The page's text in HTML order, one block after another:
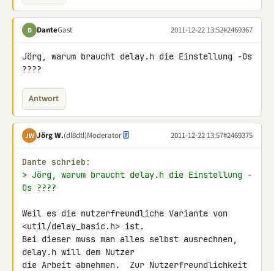
D DanteGast 2011-12-22 13:52#2469367
Jörg, warum braucht delay.h die Einstellung -Os
????
Antwort
JW Jörg W.(dl8dtl)Moderator 2011-12-22 13:57#2469375
Dante schrieb:
> Jörg, warum braucht delay.h die Einstellung -
Os ????
Weil es die nutzerfreundliche Variante von
<util/delay_basic.h> ist.
Bei dieser muss man alles selbst ausrechnen,
delay.h will dem Nutzer
die Arbeit abnehmen.  Zur Nutzerfreundlichkeit